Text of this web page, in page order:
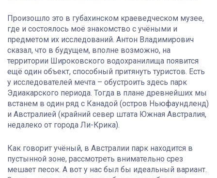
Произошло это в губахинском краеведческом музее,
где и состоялось моё знакомство с учёными и
предметом их исследований. Антон Владимирович
сказал, что в будущем, вполне возможно, на
территории Широковского водохранилища появится
ещё один объект, способный притянуть туристов. Есть
у исследователей мечта – обустроить здесь парк
Эдиакарского периода. Тогда в плане древнейших мы
встанем в один ряд с Канадой (остров Ньюфаундленд)
и Австралией (крайний север штата Южная Австралия,
недалеко от города Ли-Крика).
Как говорит учёный, в Австралии парк находится в
пустынной зоне, рассмотреть внимательно срез
мешает песок. А вот у нас был бы идеальный вариант.